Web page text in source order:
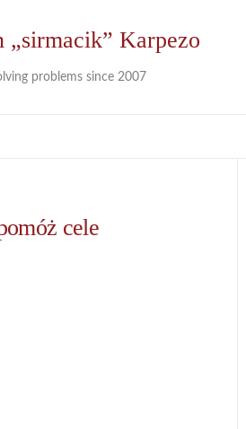
„sirmacik” Karpezo
problems since 2007
cele